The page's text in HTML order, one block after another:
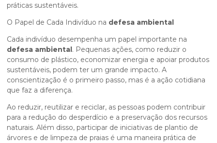
práticas sustentáveis.
O Papel de Cada Indivíduo na defesa ambiental
Cada indivíduo desempenha um papel importante na
defesa ambiental. Pequenas ações, como reduzir o
consumo de plástico, economizar energia e apoiar produtos
sustentáveis, podem ter um grande impacto. A
conscientização é o primeiro passo, mas é a ação cotidiana
que faz a diferença.
Ao reduzir, reutilizar e reciclar, as pessoas podem contribuir
para a redução do desperdício e a preservação dos recursos
naturais. Além disso, participar de iniciativas de plantio de
árvores e de limpeza de praias é uma maneira prática de